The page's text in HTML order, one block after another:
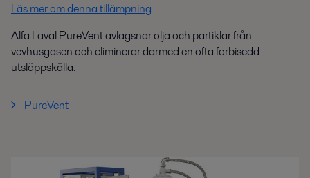
Läs mer om denna tillämpning
Alfa Laval PureVent avlägsnar olja och partiklar från
vevhusgasen och eliminerar därmed en ofta förbisedd
utsläppskälla.
PureVent